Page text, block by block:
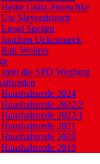
Heike Goltz-Pranschke
Ute Meyendriesch
Liesel Spelten
Joachim Uckermarck
Ralf Wolters
die SPD Wegberg
Haushaltsrede 2024
Haushaltsrede 2022/2
Haushaltsrede 2022/1
Haushaltsrede 2021
Haushaltsrede 2020
Haushaltsrede 2019